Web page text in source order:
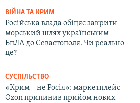
ВІЙНА ТА КРИМ
Російська влада обіцяє закрити
морський шлях українським
БпЛА до Севастополя. Чи реально
це?
СУСПІЛЬСТВО
«Крим – не Росія»: маркетплейс
Ozon припинив прийом нових